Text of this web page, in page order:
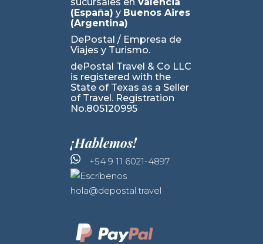
(España) y Buenos Aires
(Argentina)
DePostal / Empresa de
Viajes y Turismo.
dePostal Travel & Co LLC
is registered with the
State of Texas as a Seller
of Travel. Registration
No.805120995
¡Hablemos!
+54 9 11 6021-4897
hola@depostal.travel